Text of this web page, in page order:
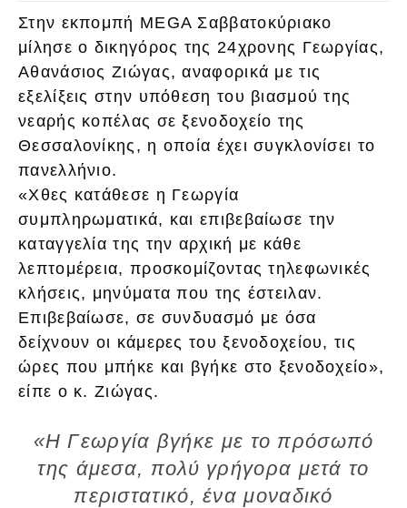
Στην εκπομπή MEGA Σαββατοκύριακο
μίλησε ο δικηγόρος της 24χρονης Γεωργίας,
Αθανάσιος Ζιώγας, αναφορικά με τις
εξελίξεις στην υπόθεση του βιασμού της
νεαρής κοπέλας σε ξενοδοχείο της
Θεσσαλονίκης, η οποία έχει συγκλονίσει το
πανελλήνιο.
«Χθες κατάθεσε η Γεωργία
συμπληρωματικά, και επιβεβαίωσε την
καταγγελία της την αρχική με κάθε
λεπτομέρεια, προσκομίζοντας τηλεφωνικές
κλήσεις, μηνύματα που της έστειλαν.
Επιβεβαίωσε, σε συνδυασμό με όσα
δείχνουν οι κάμερες του ξενοδοχείου, τις
ώρες που μπήκε και βγήκε στο ξενοδοχείο»,
είπε ο κ. Ζιώγας.
«Η Γεωργία βγήκε με το πρόσωπό
της άμεσα, πολύ γρήγορα μετά το
περιστατικό, ένα μοναδικό